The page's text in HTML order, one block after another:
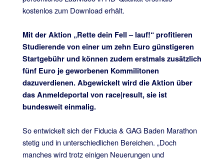
kostenlos zum Download erhält.
Mit der Aktion „Rette dein Fell – lauf!“ profitieren
Studierende von einer um zehn Euro günstigeren
Startgebühr und können zudem erstmals zusätzlich
fünf Euro je geworbenen Kommilitonen
dazuverdienen. Abgewickelt wird die Aktion über
das Anmeldeportal von race|result, sie ist
bundesweit einmalig.
So entwickelt sich der Fiducia & GAG Baden Marathon
stetig und in unterschiedlichen Bereichen. „Doch
manches wird trotz einigen Neuerungen und